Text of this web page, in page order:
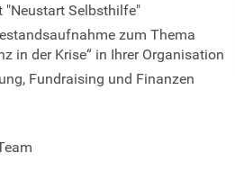
"Neustart Selbsthilfe"
zum Thema
in der Krise“ in Ihrer Organisation
Fundraising und Finanzen